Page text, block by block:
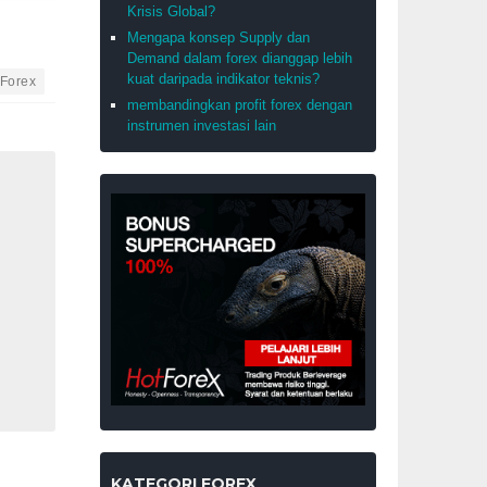
Krisis Global?
Mengapa konsep Supply dan
Demand dalam forex dianggap lebih
kuat daripada indikator teknis?
membandingkan profit forex dengan
instrumen investasi lain